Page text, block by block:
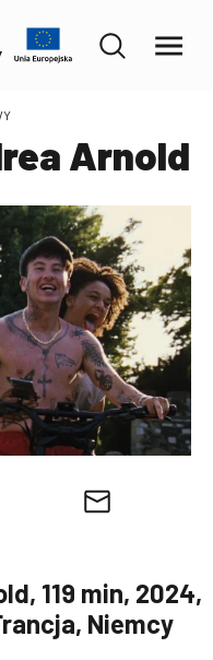
Arnold
119 min, 2024,
Niemcy